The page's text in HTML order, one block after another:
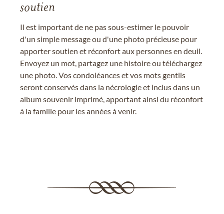
soutien
Il est important de ne pas sous-estimer le pouvoir
d'un simple message ou d'une photo précieuse pour
apporter soutien et réconfort aux personnes en deuil.
Envoyez un mot, partagez une histoire ou téléchargez
une photo. Vos condoléances et vos mots gentils
seront conservés dans la nécrologie et inclus dans un
album souvenir imprimé, apportant ainsi du réconfort
à la famille pour les années à venir.